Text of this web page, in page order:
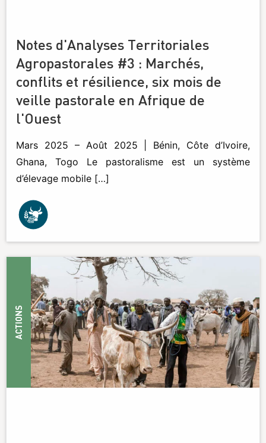
Notes d'Analyses Territoriales
Agropastorales #3 : Marchés,
conflits et résilience, six mois de
veille pastorale en Afrique de
l'Ouest
Mars 2025 – Août 2025 | Bénin, Côte d’Ivoire,
Ghana, Togo Le pastoralisme est un système
d’élevage mobile […]
ACTIONS